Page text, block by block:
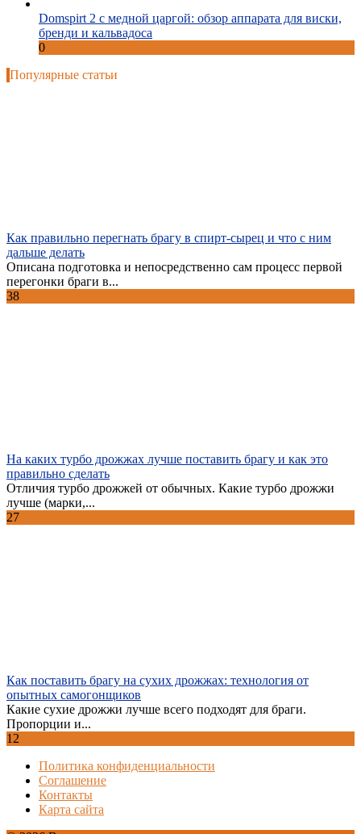
Domspirt 2 с медной царгой: обзор аппарата для виски,
бренди и кальвадоса
0
Популярные статьи
Как правильно перегнать брагу в спирт-сырец и что с ним
дальше делать
Описана подготовка и непосредственно сам процесс первой
перегонки браги в...
38
На каких турбо дрожжах лучше поставить брагу и как это
правильно сделать
Отличия турбо дрожжей от обычных. Какие турбо дрожжи
лучше (марки,...
27
Как поставить брагу на сухих дрожжах: технология от
опытных самогонщиков
Какие сухие дрожжи лучше всего подходят для браги.
Пропорции и...
12
Политика конфиденциальности
Соглашение
Контакты
Карта сайта